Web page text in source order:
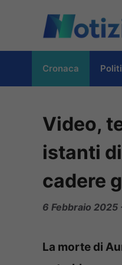
contenuto
Cronaca
Video,
istanti
cadere
6 Febbraio 2025
La morte di